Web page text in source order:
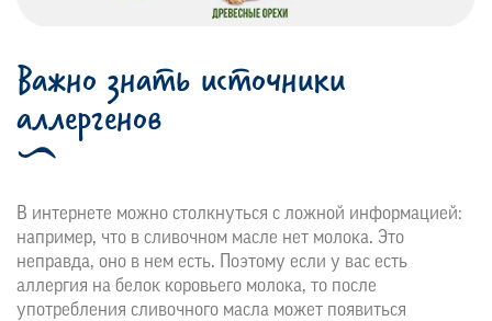
Важно знать источники
аллергенов
В интернете можно столкнуться с ложной информацией:
например, что в сливочном масле нет молока. Это
неправда, оно в нем есть. Поэтому если у вас есть
аллергия на белок коровьего молока, то после
употребления сливочного масла может появиться